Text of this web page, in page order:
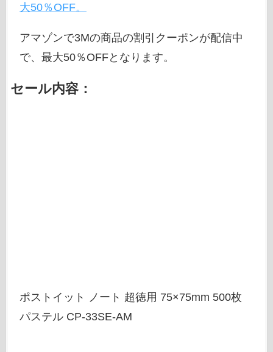
大50％OFF。
アマゾンで3Mの商品の割引クーポンが配信中
で、最大50％OFFとなります。
セール内容：
ポストイット ノート 超徳用 75×75mm 500枚
パステル CP-33SE-AM